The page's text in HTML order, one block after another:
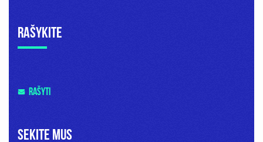
Rašykite
RAŠYTI
Sekite mus